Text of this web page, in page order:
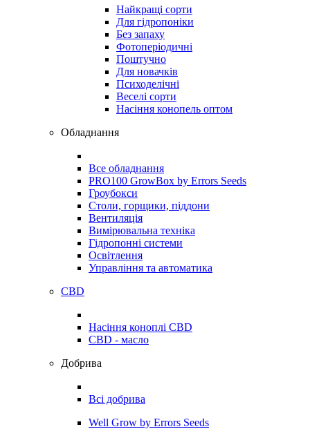
Найкращі сорти
Для гідропоніки
Без запаху
Фотоперіодичні
Поштучно
Для новачків
Психоделічні
Веселі сорти
Насіння конопель оптом
Обладнання
Все обладнання
PRO100 GrowBox by Errors Seeds
Гроубокси
Столи, горщики, піддони
Вентиляція
Вимірювальна техніка
Гідропонні системи
Освітлення
Управління та автоматика
CBD
Насіння коноплі CBD
CBD - масло
Добрива
Всі добрива
Well Grow by Errors Seeds